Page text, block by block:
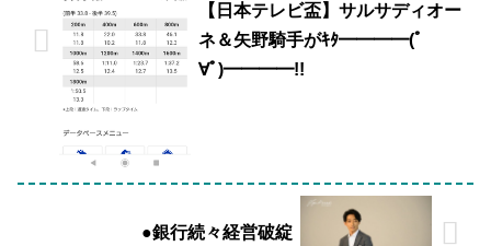
【日本テレビ盃】サルサディオー
ネ＆矢野騎手がｷﾀ━━━━(ﾟ
∀ﾟ)━━━━!!
●銀行続々経営破綻